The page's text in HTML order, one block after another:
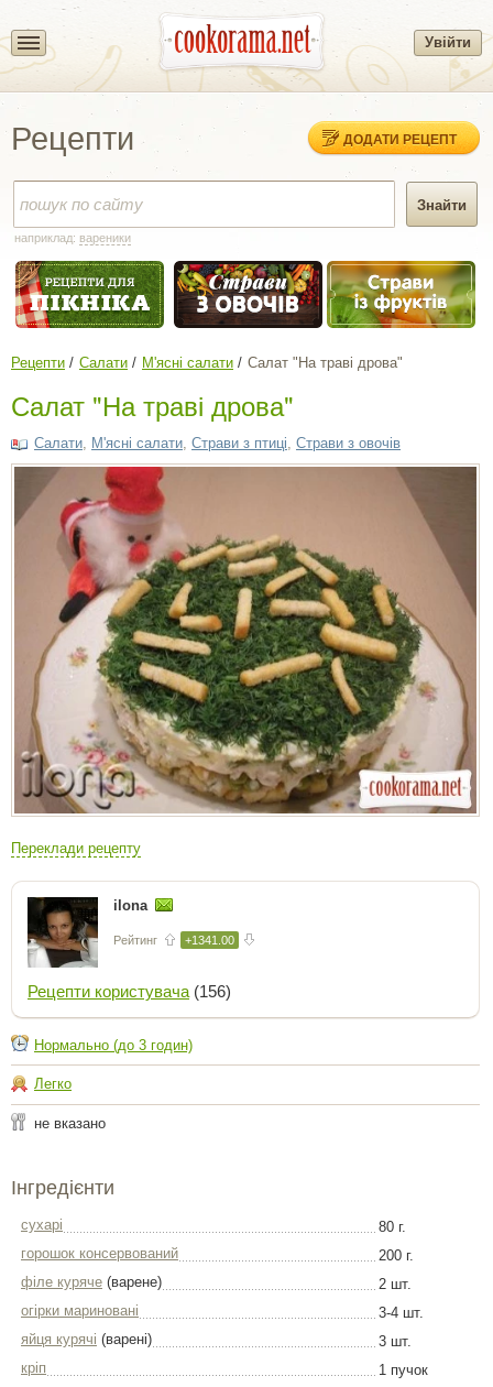
Увійти
Рецепти ДОДАТИ РЕЦЕПТ
наприклад: вареники
Рецепти Салати М'ясні салати Салат "На траві дрова"
Салат "На траві дрова"
Салати М'ясні салати Страви з птиці Страви з овочів
Переклади рецепту
ilona
Рейтинг +1341.00
Рецепти користувача (156)
Нормально (до 3 годин)
Легко
не вказано
Інгредієнти
сухарі
80 г.
горошок консервований
200 г.
філе куряче (варене)
2 шт.
огірки мариновані
3-4 шт.
яйця курячі (варені)
3 шт.
кріп
1 пучок